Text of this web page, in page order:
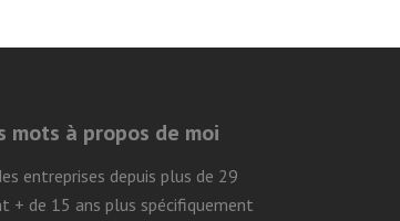
mots à propos de moi
entreprises depuis plus de 29
+ de 15 ans plus spécifiquement